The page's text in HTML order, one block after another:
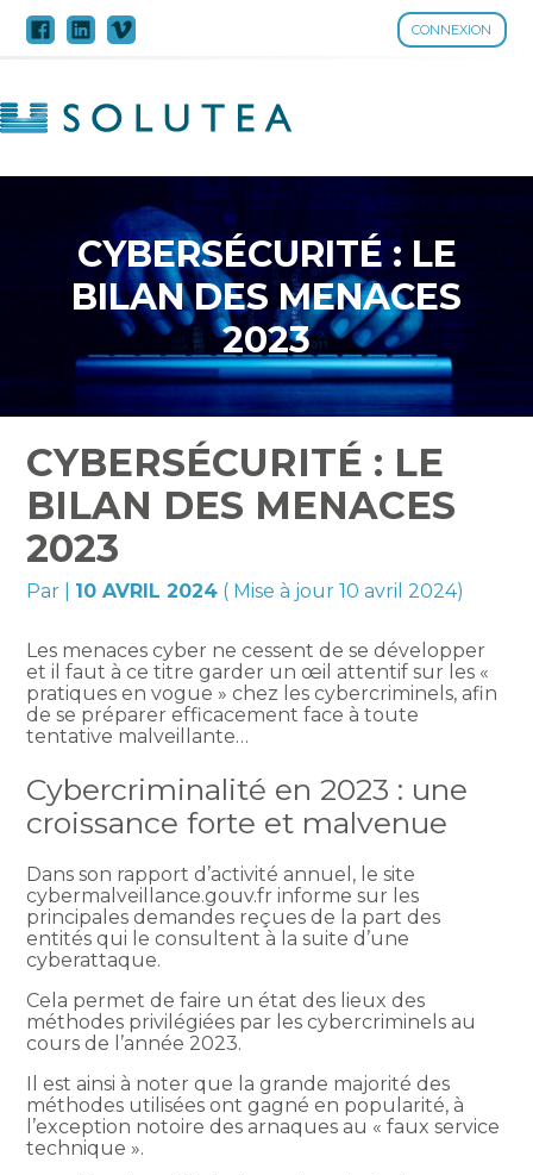
CONNEXION
Aller
CYBERSÉCURITÉ : LE
BILAN DES MENACES
2023
CYBERSÉCURITÉ : LE
BILAN DES MENACES
2023
Par 10 AVRIL 2024 ( Mise à jour 10 avril 2024)
Les menaces cyber ne cessent de se développer
et il faut à ce titre garder un œil attentif sur les «
pratiques en vogue » chez les cybercriminels, afin
de se préparer efficacement face à toute
tentative malveillante…
Cybercriminalité en 2023 : une
croissance forte et malvenue
Dans son rapport d’activité annuel, le site
cybermalveillance.gouv.fr informe sur les
principales demandes reçues de la part des
entités qui le consultent à la suite d’une
cyberattaque.
Cela permet de faire un état des lieux des
méthodes privilégiées par les cybercriminels au
cours de l’année 2023.
Il est ainsi à noter que la grande majorité des
méthodes utilisées ont gagné en popularité, à
l’exception notoire des arnaques au « faux service
technique ».